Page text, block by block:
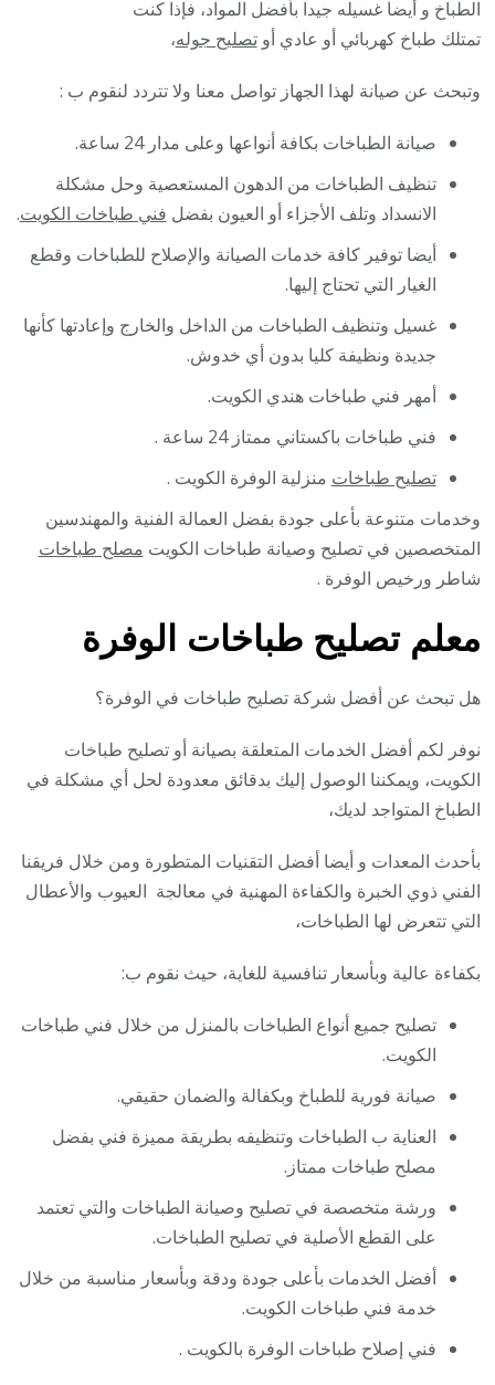
الطباخ و أيضا غسيله جيدا بأفضل المواد، فإذا كنت
تمتلك طباخ كهربائي أو عادي أوتصليح جوله،
وتبحث عن صيانة لهذا الجهاز تواصل معنا ولا تتردد لنقوم ب :
صيانة الطباخات بكافة أنواعها وعلى مدار 24 ساعة.
تنظيف الطباخات من الدهون المستعصية وحل مشكلة
الانسداد وتلف الأجزاء أو العيون بفضل فني طباخات الكويت.
أيضا توفير كافة خدمات الصيانة والإصلاح للطباخات وقطع
الغيار التي تحتاج إليها.
غسيل وتنظيف الطباخات من الداخل والخارج وإعادتها كأنها
جديدة ونظيفة كليا بدون أي خدوش.
أمهر فني طباخات هندي الكويت.
فني طباخات باكستاني ممتاز 24 ساعة .
تصليح طباخات منزلية الوفرة الكويت .
وخدمات متنوعة بأعلى جودة بفضل العمالة الفنية والمهندسين
المتخصصين في تصليح وصيانة طباخات الكويت مصلح طباخات
شاطر ورخيص الوفرة .
معلم تصليح طباخات الوفرة
هل تبحث عن أفضل شركة تصليح طباخات في الوفرة؟
نوفر لكم أفضل الخدمات المتعلقة بصيانة أو تصليح طباخات
الكويت، ويمكننا الوصول إليك بدقائق معدودة لحل أي مشكلة في
الطباخ المتواجد لديك،
بأحدث المعدات و أيضا أفضل التقنيات المتطورة ومن خلال فريقنا
الفني ذوي الخبرة والكفاءة المهنية في معالجة العيوب والأعطال
التي تتعرض لها الطباخات،
بكفاءة عالية وبأسعار تنافسية للغاية، حيث نقوم ب:
تصليح جميع أنواع الطباخات بالمنزل من خلال فني طباخات
الكويت.
صيانة فورية للطباخ وبكفالة والضمان حقيقي.
العناية ب الطباخات وتنظيفه بطريقة مميزة فني بفضل
مصلح طباخات ممتاز.
ورشة متخصصة في تصليح وصيانة الطباخات والتي تعتمد
على القطع الأصلية في تصليح الطباخات.
أفضل الخدمات بأعلى جودة ودقة وبأسعار مناسبة من خلال
خدمة فني طباخات الكويت.
فني إصلاح طباخات الوفرة بالكويت .